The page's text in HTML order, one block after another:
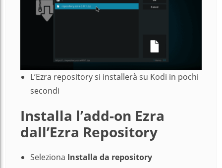
L’Ezra repository si installerà su Kodi in pochi
secondi
Installa l’add-on Ezra
dall’Ezra Repository
Seleziona Installa da repository